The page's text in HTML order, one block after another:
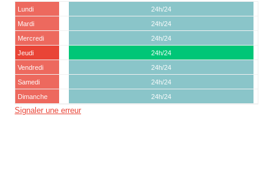
Lundi
24h/24
Mardi
24h/24
Mercredi
24h/24
Jeudi
24h/24
Vendredi
24h/24
Samedi
24h/24
Dimanche
24h/24
Signaler une erreur